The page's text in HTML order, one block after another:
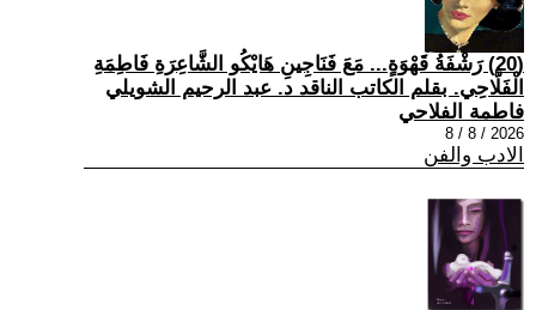
(20) رَشْفَةُ قَهْوَةٍ... مَعَ فَنَاجِينِ هَايْكُو الشَّاعِرَةِ فَاطِمَةِ
الْفَلَّاحِي. بقلم الكاتب الناقد د. عبد الرحيم الشويلي
فاطمة الفلاحي
2026 / 8 / 8
الادب والفن